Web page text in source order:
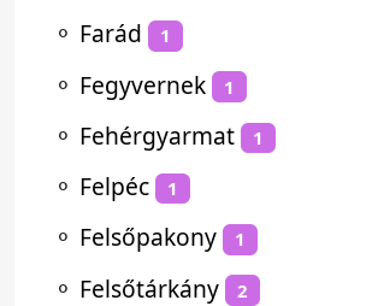
⚬ Farád 1
⚬ Fegyvernek 1
⚬ Fehérgyarmat 1
⚬ Felpéc 1
⚬ Felsőpakony 1
⚬ Felsőtárkány 2